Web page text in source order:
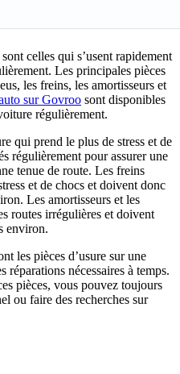
celles qui s’usent rapidement
Les principales pièces
les freins, les amortisseurs et
sur Govroo sont disponibles
régulièrement.
qui prend le plus de stress et de
régulièrement pour assurer une
tenue de route. Les freins
et de chocs et doivent donc
Les amortisseurs et les
routes irrégulières et doivent
environ.
les pièces d’usure sur une
nécessaires à temps.
pièces, vous pouvez toujours
ou faire des recherches sur